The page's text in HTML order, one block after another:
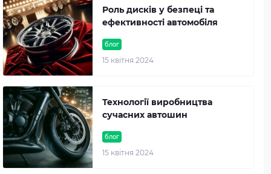
блог
15 квітня 2024
Роль дисків у безпеці та
ефективності автомобіля
блог
15 квітня 2024
Технології виробництва
сучасних автошин